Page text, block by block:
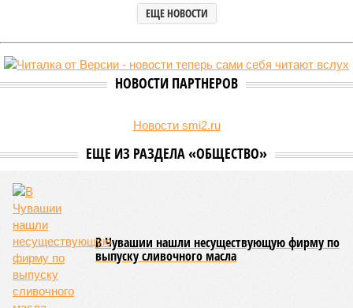
ЕЩЕ НОВОСТИ
НОВОСТИ ПАРТНЕРОВ
Новости smi2.ru
ЕЩЕ ИЗ РАЗДЕЛА «ОБЩЕСТВО»
В Чувашии нашли несуществующую фирму по
выпуску сливочного масла